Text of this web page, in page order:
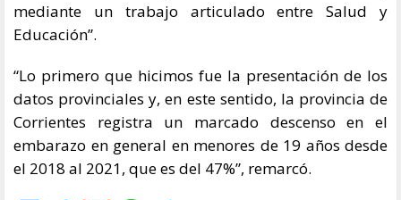
mediante un trabajo articulado entre Salud y
Educación”.
“Lo primero que hicimos fue la presentación de los
datos provinciales y, en este sentido, la provincia de
Corrientes registra un marcado descenso en el
embarazo en general en menores de 19 años desde
el 2018 al 2021, que es del 47%”, remarcó.